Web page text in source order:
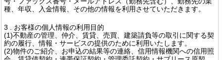
種、年収、入金情報、その他の情報を利用させていただきます。
3 . お客様の個人情報の利用目的
(1)不動産の管理、仲介、賃貸、売買、建築請負等の取引に関する契
約の履行、情報・サービスの提供のために利用いたします。
(2)物件のご紹介、お申込の結果等の連絡、信用情報機関への信用照